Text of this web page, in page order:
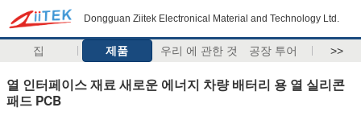
Dongguan Ziitek Electronical Material and Technology Ltd.
집 제품 우리 에 관한 것 공장 투어 >>
열 인터페이스 재료 새로운 에너지 차량 배터리 용 열 실리콘
패드 PCB